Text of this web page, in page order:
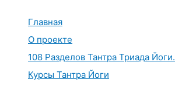
Главная
О проекте
108 Разделов Тантра Триада Йоги.
Курсы Тантра Йоги